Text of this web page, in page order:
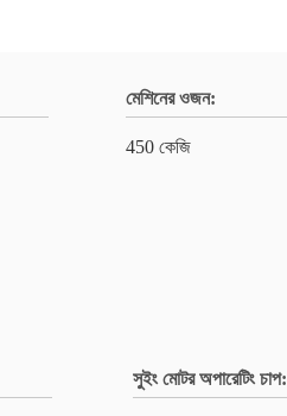
মেশিনের ওজন:
450 কেজি
সুইং মোটর অপারেটিং চাপ: